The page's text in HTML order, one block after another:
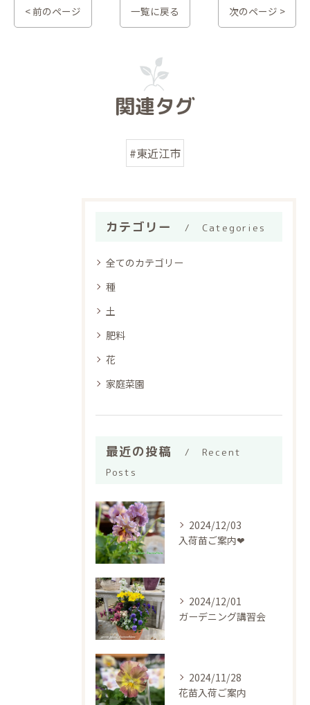
< 前のページ 一覧に戻る 次のページ >
関連タグ
#東近江市
カテゴリー Categories
全てのカテゴリー
種
土
肥料
花
家庭菜園
最近の投稿
Recent
Posts
2024/12/03
入荷苗ご案内❤︎
2024/12/01
ガーデニング講習会
2024/11/28
花苗入荷ご案内